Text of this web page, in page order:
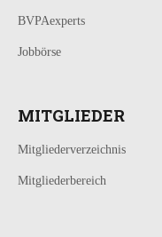
BVPAexperts
Jobbörse
MITGLIEDER
Mitgliederverzeichnis
Mitgliederbereich